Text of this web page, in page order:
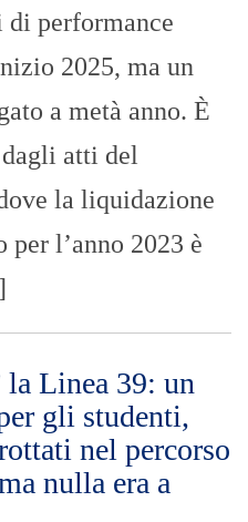
performance
2025, ma un
a metà anno. È
atti del
la liquidazione
l’anno 2023 è
la Linea 39: un
gli studenti,
nel percorso
nulla era a